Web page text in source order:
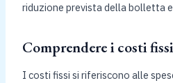
riduzione prevista della bolletta
Comprendere i costi fissi
I costi fissi si riferiscono alle